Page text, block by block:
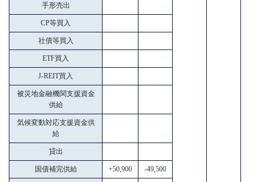
手形売出
CP等買入
社債等買入
ETF買入
J-REIT買入
被災地金融機関支援資金
供給
気候変動対応支援資金供
給
貸出
国債補完供給 +50,900 -49,500